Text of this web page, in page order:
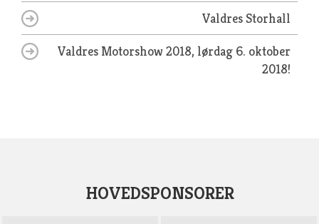
Valdres Storhall
Valdres Motorshow 2018, lørdag 6. oktober
2018!
HOVEDSPONSORER